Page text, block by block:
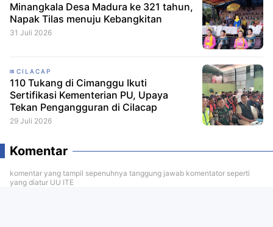
Minangkala Desa Madura ke 321 tahun,
Napak Tilas menuju Kebangkitan
31 Juli 2026
CILACAP
110 Tukang di Cimanggu Ikuti
Sertifikasi Kementerian PU, Upaya
Tekan Pengangguran di Cilacap
29 Juli 2026
Komentar
komentar yang tampil sepenuhnya tanggung jawab komentator seperti
yang diatur UU ITE